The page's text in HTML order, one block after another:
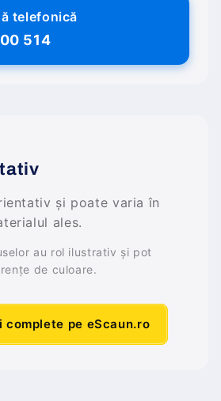
telefonică
514
și poate varia în
ales.
au rol ilustrativ și pot
de culoare.
complete pe eScaun.ro